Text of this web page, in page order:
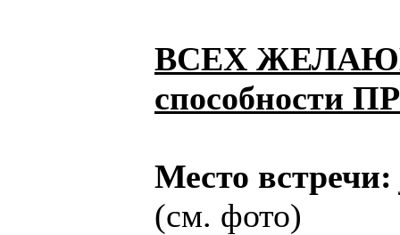
ВСЕХ
Место встречи:
(см. фото)